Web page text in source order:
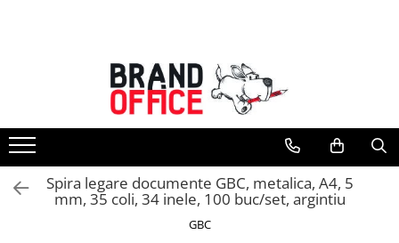
Unitate Protejata - PRODUCTIE
Hartie copiator si produse
tipografice
Produse consumabile din hartie
Detergenti si dezinfectanti
Spira legare documente GBC, metalica, A4, 5
mm, 35 coli, 34 inele, 100 buc/set, argintiu
GBC